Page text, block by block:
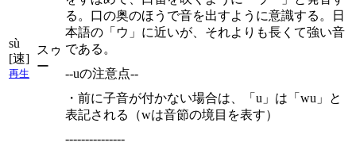
sù
[速]
再生
スゥ
ー
る。口の奥のほうで音を出すように意識する。日
本語の「ウ」に近いが、それよりも長くて強い音
である。
--uの注意点--
・前に子音が付かない場合は、「u」は「wu」と
表記される（wは音節の境目を表す）
---------------